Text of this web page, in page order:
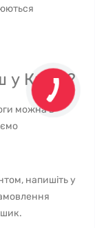
у Києві?
можна в
напишіть у